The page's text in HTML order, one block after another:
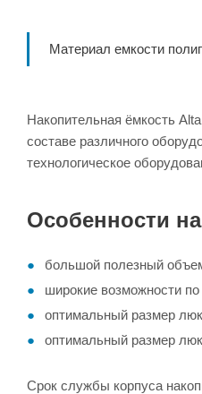
Материал емкости
Накопительная ёмкость
составе различного
технологическое
Особенности
большой полезный
широкие возможности
оптимальный размер
оптимальный размер
Срок службы корпуса